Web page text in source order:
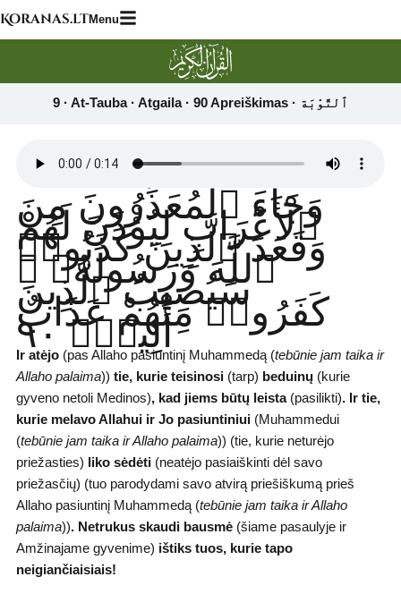
Skip
to
Koranas.ltMenu
وَجَآءَ ٱلْمُعَذِّرُونَ مِنَ
ٱلْأَعْرَابِ لِيُؤْذَنَ لَهُمْ
وَقَعَدَ ٱلَّذِينَ كَذَبُوا۟
ٱللَّهَ وَرَسُولَهُۥ ۚ
سَيُصِيبُ ٱلَّذِينَ
كَفَرُوا۟ مِنْهُمْ عَذَابٌ
أَلِيمٌۭ ٩٠Ir atėjo(pas Allaho pasiuntinį Muhammedą (tebūnie jam taika ir
Allaho palaima)) tie, kurie teisinosi(tarp) beduinų(kurie
gyveno netoli Medinos), kad jiems būtų leista(pasilikti). Ir tie,
kurie melavo Allahui ir Jo pasiuntiniui (Muhammedui
(tebūnie jam taika ir Allaho palaima)) (tie, kurie neturėjo
priežasties)
liko sėdėti(neatėjo pasiaiškinti dėl savo
priežasčių) (tuo parodydami savo atvirą priešiškumą prieš
Allaho pasiuntinį Muhammedą (tebūnie jam taika ir Allaho
palaima)). Netrukus skaudi bausmė(šiame pasaulyje ir
Amžinajame gyvenime) ištiks tuos, kurie tapo
neigiančiaisiais!